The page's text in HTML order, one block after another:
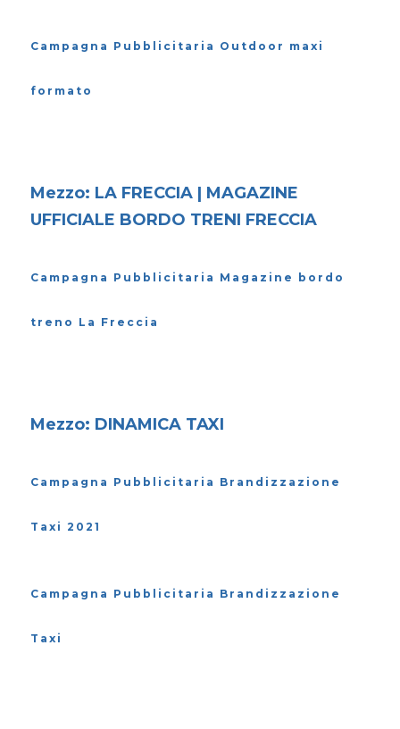
Campagna Pubblicitaria Outdoor maxi
formato
Mezzo: LA FRECCIA | MAGAZINE
UFFICIALE BORDO TRENI FRECCIA
Campagna Pubblicitaria Magazine bordo
treno La Freccia
Mezzo: DINAMICA TAXI
Campagna Pubblicitaria Brandizzazione
Taxi 2021
Campagna Pubblicitaria Brandizzazione
Taxi